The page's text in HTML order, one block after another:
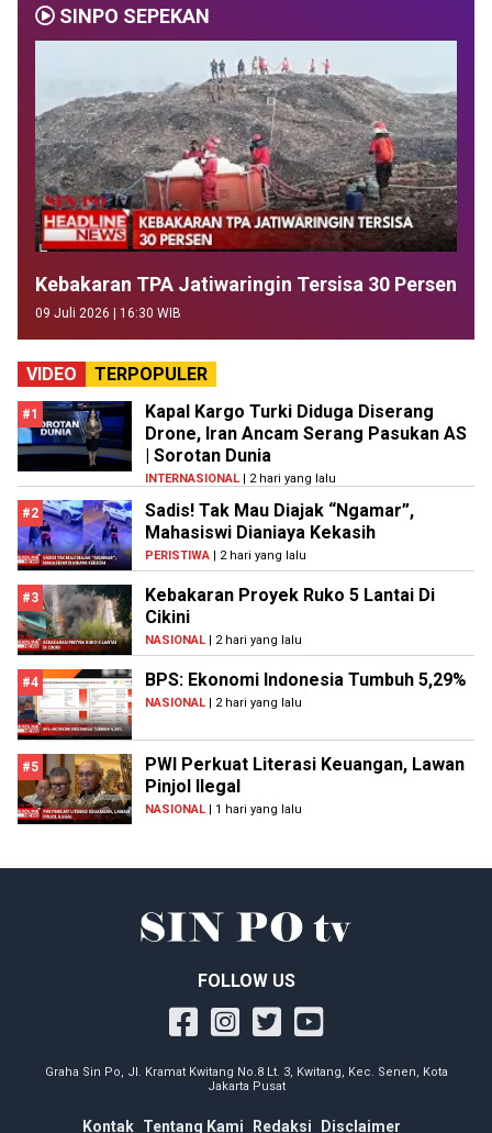
SINPO SEPEKAN
Kebakaran TPA Jatiwaringin Tersisa 30 Persen
09 Juli 2026 | 16:30 WIB
VIDEO TERPOPULER
#1
Kapal Kargo Turki Diduga Diserang
Drone, Iran Ancam Serang Pasukan AS
| Sorotan Dunia
INTERNASIONAL | 2 hari yang lalu
#2
Sadis! Tak Mau Diajak “Ngamar”,
Mahasiswi Dianiaya Kekasih
PERISTIWA | 2 hari yang lalu
#3
Kebakaran Proyek Ruko 5 Lantai Di
Cikini
NASIONAL | 2 hari yang lalu
#4 BPS: Ekonomi Indonesia Tumbuh 5,29%
NASIONAL | 2 hari yang lalu
#5
PWI Perkuat Literasi Keuangan, Lawan
Pinjol Ilegal
NASIONAL | 1 hari yang lalu
FOLLOW US
Graha Sin Po, Jl. Kramat Kwitang No.8 Lt. 3, Kwitang, Kec. Senen, Kota
Jakarta Pusat
Kontak Tentang Kami Redaksi Disclaimer